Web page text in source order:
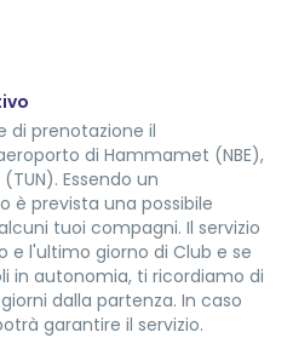
di prenotazione il
di Hammamet (NBE),
Essendo un
è prevista una possibile
tuoi compagni. Il servizio
e l'ultimo giorno di Club e se
in autonomia, ti ricordiamo di
dalla partenza. In caso
garantire il servizio.